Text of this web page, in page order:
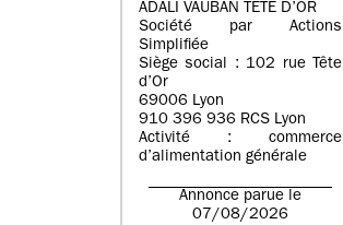
ADALI VAUBAN TETE D’OR
Société par Actions
Simplifiée
Siège social : 102 rue Tête
d’Or
69006 Lyon
910 396 936 RCS Lyon
Activité : commerce
d’alimentation générale
Annonce parue le
07/08/2026